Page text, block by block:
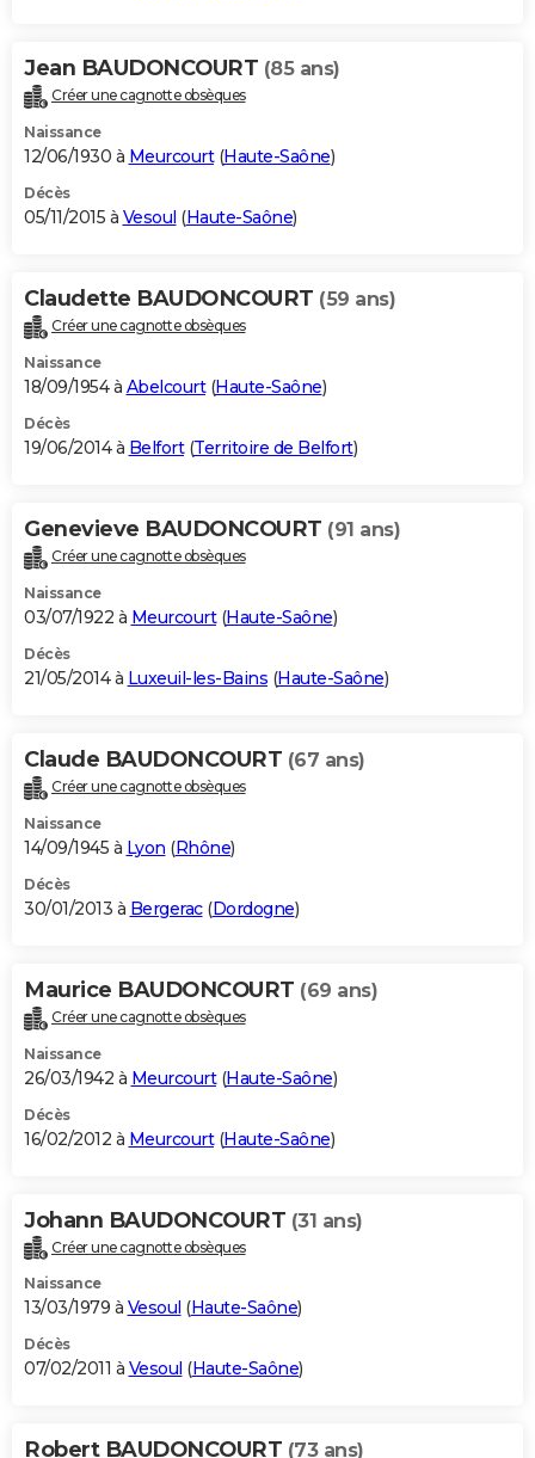
Jean BAUDONCOURT (85 ans)
Créer une cagnotte obsèques
Naissance
12/06/1930 à Meurcourt(Haute-Saône)
Décès
05/11/2015 à Vesoul (Haute-Saône)
Claudette BAUDONCOURT (59 ans)
Créer une cagnotte obsèques
Naissance
18/09/1954 à Abelcourt(Haute-Saône)
Décès
19/06/2014 à Belfort(Territoire de Belfort)
Genevieve BAUDONCOURT (91 ans)
Créer une cagnotte obsèques
Naissance
03/07/1922 à Meurcourt(Haute-Saône)
Décès
21/05/2014 à Luxeuil-les-Bains (Haute-Saône)
Claude BAUDONCOURT (67 ans)
Créer une cagnotte obsèques
Naissance
14/09/1945 à Lyon (Rhône)
Décès
30/01/2013 à Bergerac(Dordogne)
Maurice BAUDONCOURT (69 ans)
Créer une cagnotte obsèques
Naissance
26/03/1942 à Meurcourt(Haute-Saône)
Décès
16/02/2012 à Meurcourt(Haute-Saône)
Johann BAUDONCOURT (31 ans)
Créer une cagnotte obsèques
Naissance
13/03/1979 à Vesoul (Haute-Saône)
Décès
07/02/2011 à Vesoul (Haute-Saône)
Robert BAUDONCOURT (73 ans)